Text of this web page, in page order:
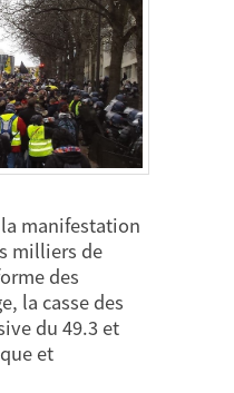
manifestation
milliers de
des
la casse des
du 49.3 et
et